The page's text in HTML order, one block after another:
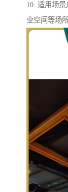
10. 适用场
业空间等场所